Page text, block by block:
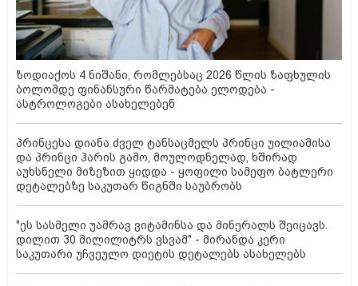
ზოდიაქოს 4 ნიშანი, რომლებსაც 2026 წლის ზაფხულის
ბოლომდე ფინანსური წარმატება ელოდება -
ასტროლოგები ასახელებენ
პრინცესა დიანა ძველ ტანსაცმელს პრინცი უილიამისა
და პრინცი ჰარის გამო, მოულოდნელად, ხშირად
აუხსნელი მიზეზით ყიდდა - ყოფილი სამეფო ბატლერი
დეტალებზე საკუთარ წიგნში საუბრობს
"ეს სასმელი უამრავ ვიტამინსა და მინერალს შეიცავს.
დილით 30 მილილიტრს ვსვამ" - მირანდა კერი
საკუთარი უჩვეულო დიეტის დეტალებს ასახელებს